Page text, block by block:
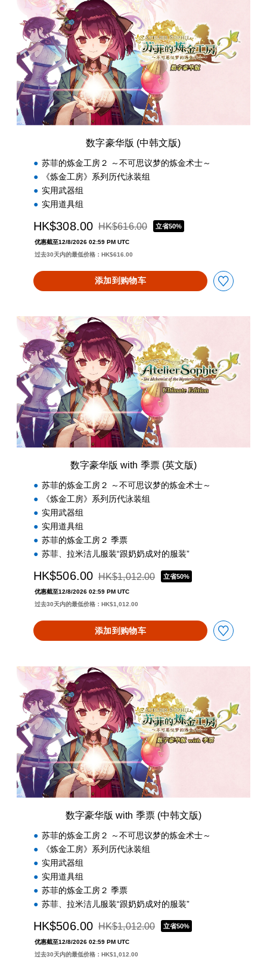
豪
华
(
中
韩
文
版
)
数字豪华版 (中韩文版)
苏菲的炼金工房２ ～不可思议梦的炼金术士～
《炼金工房》系列历代泳装组
实用武器组
实用道具组
HK$308.00 从原价HK$616.00折扣优惠
HK$616.00 立省50%
优惠截至12/8/2026 02:59 PM UTC
过去30天内的最低价格：HK$616.00
添加到购物车
数
豪
华
w
i
h
季
票
(
数字豪华版 with 季票 (英文版)
苏菲的炼金工房２ ～不可思议梦的炼金术士～
《炼金工房》系列历代泳装组
实用武器组
实用道具组
苏菲的炼金工房２ 季票
苏菲、拉米洁儿服装“跟奶奶成对的服装”
HK$506.00 从原价HK$1,012.00折扣优惠
HK$1,012.00 立省50%
优惠截至12/8/2026 02:59 PM UTC
过去30天内的最低价格：HK$1,012.00
添加到购物车
数
豪
华
w
i
t
h
季
票
(
数字豪华版 with 季票 (中韩文版)
苏菲的炼金工房２ ～不可思议梦的炼金术士～
《炼金工房》系列历代泳装组
实用武器组
实用道具组
苏菲的炼金工房２ 季票
苏菲、拉米洁儿服装“跟奶奶成对的服装”
HK$506.00 从原价HK$1,012.00折扣优惠
HK$1,012.00 立省50%
优惠截至12/8/2026 02:59 PM UTC
过去30天内的最低价格：HK$1,012.00